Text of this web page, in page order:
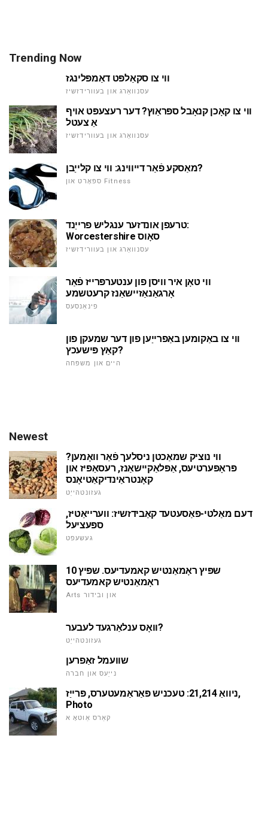
Trending Now
ווי צו סקאַלפּט דאַמפּלינגז
עסנוואַרג און בעוורידזשיז
ווי צו קאָכן קנאָבל ספּראַוץ? דער רעצעפּט אויף
אַ צעטל
עסנוואַרג און בעוורידזשיז
מאַסקע פֿאַר דייווינג: ווי צו קלייַבן?
ספּאָרט און Fitness
טרעפן אונדזער ענגליש פרייַנד:
Worcestershire סאָוס
עסנוואַרג און בעוורידזשיז
ווי טאָן איר וויסן פון ענטערפּרייז פֿאַר
אָרגאַנאַזיישאַנז קרעטשמע
פינאַנסעס
ווי צו באַקומען באַפרייַען פון דער שמעקן פון
קאַץ פּישעכץ?
היים און משפּחה
Newest
ווי נוציק שמאַכטן ניסלעך פֿאַר וואָמען?
פּראָפּערטיעס, אַפּלאַקיישאַנז, רעסאַפּיז און
קאָנטראַינדיקאַטיאָנס
געזונטהייַט
דעם מאַלטי-פאַסעטעד קאַבידזשיז: ווערייאַטיז,
ספּעציעל
געשעפט
שפּיץ ראָמאַנטיש קאמעדיעס. שפּיץ 10
ראָמאַנטיש קאמעדיעס
Arts און ובידור
וואָס ענלאַרגעד לעבער?
געזונטהייַט
שוועמל זאַפרען
נייַעס און חברה
ניוואַ 21,214: טעכניש פּאַראַמעטערס, פּרייַז,
Photo
קאַרס אַוטאָ א